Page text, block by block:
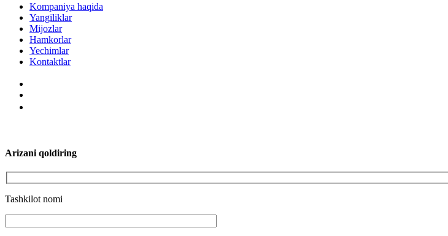
Kompaniya haqida
Yangiliklar
Mijozlar
Hamkorlar
Yechimlar
Kontaktlar
Arizani qoldiring
Tashkilot nomi